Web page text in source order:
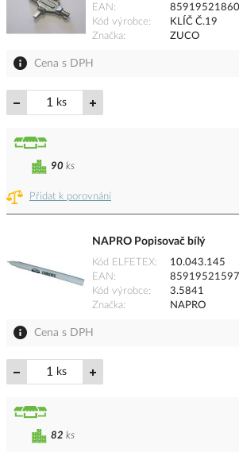
EAN
Kód výrobce
KLÍČ Č.19
Značka
ZUCO
Cena s DPH
ks
Přidat k porovnání
90 ks
NAPRO Popisovač bílý
Kód ELFETEX
10.043.145
EAN
Kód výrobce
3.5841
Značka
NAPRO
Cena s DPH
ks
82 ks